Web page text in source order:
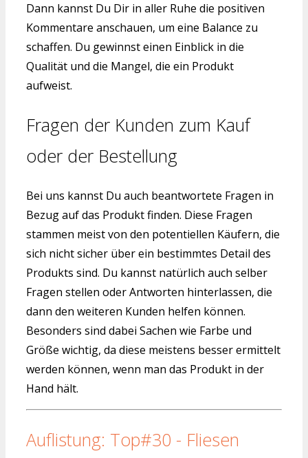
Dann kannst Du Dir in aller Ruhe die positiven
Kommentare anschauen, um eine Balance zu
schaffen. Du gewinnst einen Einblick in die
Qualität und die Mangel, die ein Produkt
aufweist.
Fragen der Kunden zum Kauf
oder der Bestellung
Bei uns kannst Du auch beantwortete Fragen in
Bezug auf das Produkt finden. Diese Fragen
stammen meist von den potentiellen Käufern, die
sich nicht sicher über ein bestimmtes Detail des
Produkts sind. Du kannst natürlich auch selber
Fragen stellen oder Antworten hinterlassen, die
dann den weiteren Kunden helfen können.
Besonders sind dabei Sachen wie Farbe und
Größe wichtig, da diese meistens besser ermittelt
werden können, wenn man das Produkt in der
Hand hält.
Auflistung: Top#30 - Fliesen